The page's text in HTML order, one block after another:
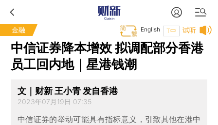
金融 试听
T中
English
中信证券降本增效 拟调配部分香港
员工回内地｜星港钱潮
文｜财新 王小青 发自香港
2023年07月19日 07:35
中信证券的举动可能具有指标意义，引致其他在港中